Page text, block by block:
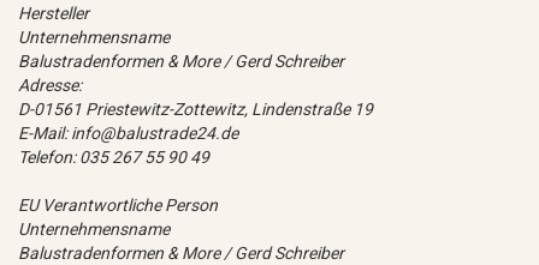
Hersteller
Unternehmensname
Balustradenformen & More / Gerd Schreiber
Adresse:
D-01561 Priestewitz-Zottewitz, Lindenstraße 19
E-Mail: info@balustrade24.de
Telefon: 035 267 55 90 49
EU Verantwortliche Person
Unternehmensname
Balustradenformen & More / Gerd Schreiber